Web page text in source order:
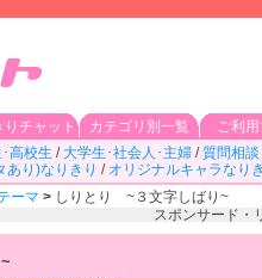
りチャット カテゴリ別一覧 ご利
高校生 /大学生･社会人･主婦 /質問相談
あり)なりきり / オリジナルキャラなり
ーマ > しりとり ~３文字しばり~
スポンサード・